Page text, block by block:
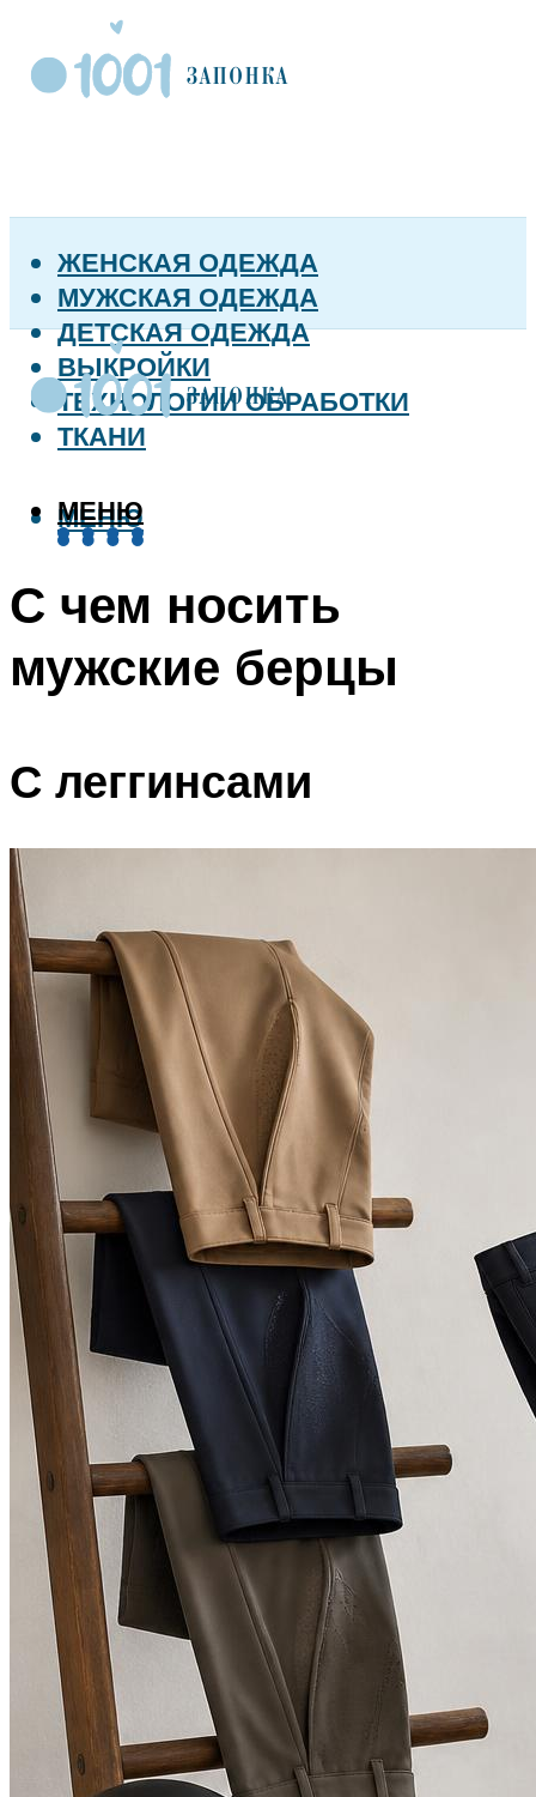
ЖЕНСКАЯ ОДЕЖДА
МУЖСКАЯ ОДЕЖДА
ДЕТСКАЯ ОДЕЖДА
ВЫКРОЙКИ
ТЕХНОЛОГИИ ОБРАБОТКИ
ТКАНИ
МЕНЮ
МЕНЮ
С чем носить
мужские берцы
С леггинсами